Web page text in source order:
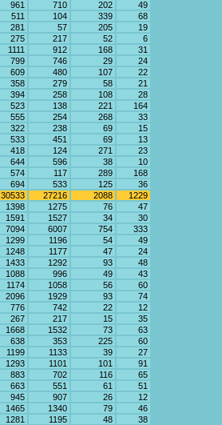
961 710 202
49
511 104 339
68
281 57 205
19
275 217 52
6
1111 912 168
31
799 746 29
24
609 480 107
22
358 279 58
21
394 258 108
28
523 138 221
164
555 254 268
33
322 238 69
15
533 451 69
13
418 124 271
23
644 596 38
10
574 117 289
168
694 533 125
36
30533 27216 2088
1229
1398 1275 76
47
1591 1527 34
30
7094 6007 754
333
1299 1196 54
49
1248 1177 47
24
1433 1292 93
48
1088 996 49
43
1174 1058 56
60
2096 1929 93
74
776 742 22
12
267 217 15
35
1668 1532 73
63
638 353 225
60
1199 1133 39
27
1293 1101 101
91
883 702 116
65
663 551 61
51
945 907 26
12
1465 1340 79
46
1281 1195 48
38